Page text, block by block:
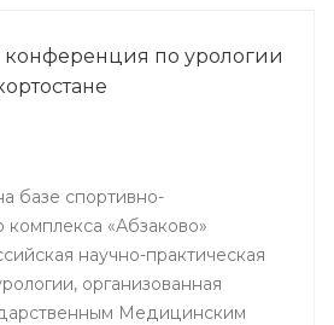
конференция по урологии
базе спортивно-
комплекса «Абзаково»
научно-практическая
организованная
Медицинским